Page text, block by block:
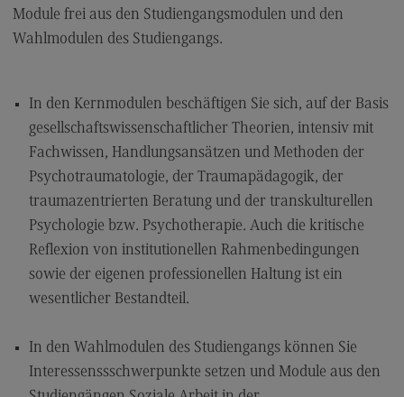
Modulangebot
Digital Business Management
Digital Business Management
Modulangebot
Berufsperspektiven
Kontakt
Digitalisierung in der Sozialen Arbeit
Modulangebot
Berufsperspektiven
Module frei aus den Studiengangsmodulen und den
Wahlmodulen des Studiengangs.
In den Kernmodulen beschäftigen Sie sich, auf der Basis
gesellschaftswissenschaftlicher Theorien, intensiv mit
Fachwissen, Handlungsansätzen und Methoden der
Psychotraumatologie, der Traumapädagogik, der
traumazentrierten Beratung und der transkulturellen
Psychologie bzw. Psychotherapie. Auch die kritische
Reflexion von institutionellen Rahmenbedingungen
sowie der eigenen professionellen Haltung ist ein
wesentlicher Bestandteil.
In den Wahlmodulen des Studiengangs können Sie
Interessenssschwerpunkte setzen und Module aus den